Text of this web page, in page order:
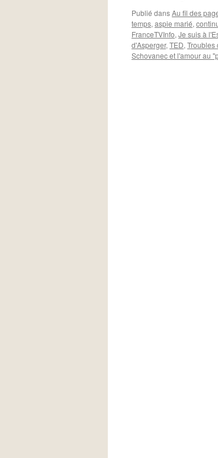
Publié dansAu fil des
temps, aspie marié,
FranceTVInfo, Je suis à
d'Asperger, TED, Troubles
Schovanec et l'amour au